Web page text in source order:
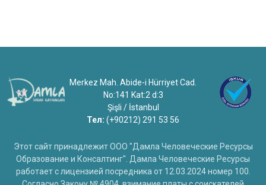
Merkez Mah. Abide-i Hürriyet Cad.
No:141 Kat:2 d:3
Şişli / İstanbul
Тел: (+90212) 291 53 56
Этот сайт принадлежит ООО "Дамла Человеческие Ресурсы
Образование и Консалтинг". Дамла Человеческие Ресурсы
работает с лицензией посредника от 12.03.2024 номер 100.